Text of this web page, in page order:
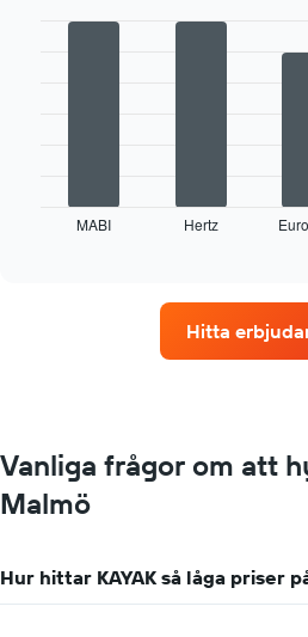
biluthyrningsföretag
visar
biluthyrningsföretag
Diagrammet
Y-
axel
graphic.
MABI Hertz
Hitta
Vanliga frågor om att
Malmö
Hur hittar KAYAK så låga priser